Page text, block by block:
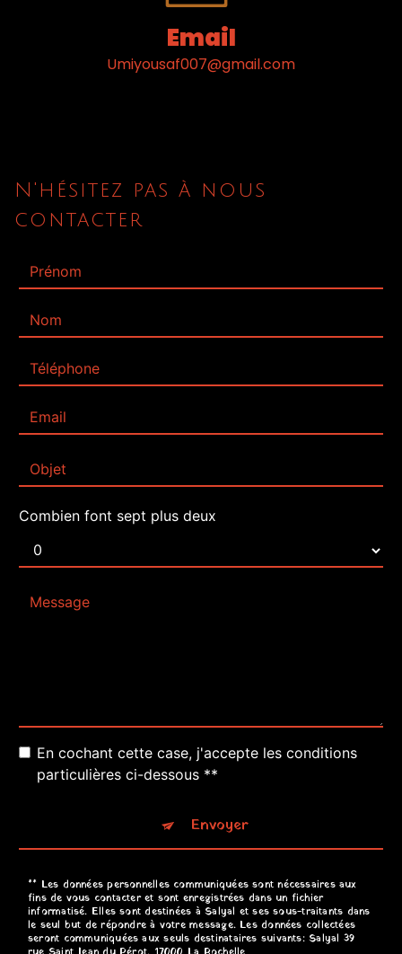
Email
umiyousaf007@gmail.com
N'hésitez pas à nous
contacter
Combien font sept plus deux
En cochant cette case, j'accepte les conditions
particulières ci-dessous **
Envoyer
** Les données personnelles communiquées sont nécessaires aux
fins de vous contacter et sont enregistrées dans un fichier
informatisé. Elles sont destinées à Salyal et ses sous-traitants dans
le seul but de répondre à votre message. Les données collectées
seront communiquées aux seuls destinataires suivants: Salyal 39